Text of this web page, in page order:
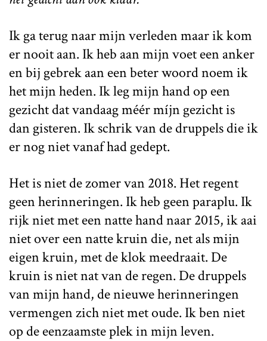
Ik ga terug naar mijn verleden maar ik kom
er nooit aan. Ik heb aan mijn voet een anker
en bij gebrek aan een beter woord noem ik
het mijn heden. Ik leg mijn hand op een
gezicht dat vandaag méér míjn gezicht is
dan gisteren. Ik schrik van de druppels die ik
er nog niet vanaf had gedept.
Het is niet de zomer van 2018. Het regent
geen herinneringen. Ik heb geen paraplu. Ik
rijk niet met een natte hand naar 2015, ik aai
niet over een natte kruin die, net als mijn
eigen kruin, met de klok meedraait. De
kruin is niet nat van de regen. De druppels
van mijn hand, de nieuwe herinneringen
vermengen zich niet met oude. Ik ben niet
op de eenzaamste plek in mijn leven.